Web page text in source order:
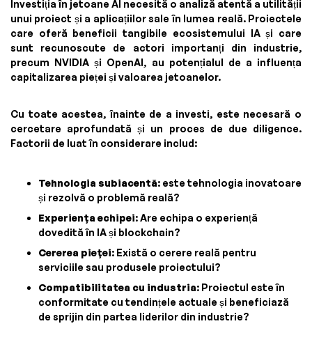
Investiția în jetoane AI necesită o analiză atentă a utilității
unui proiect și a aplicațiilor sale în lumea reală. Proiectele
care oferă beneficii tangibile ecosistemului IA și care
sunt recunoscute de actori importanți din industrie,
precum NVIDIA și OpenAI, au potențialul de a influența
capitalizarea pieței și valoarea jetoanelor.
Cu toate acestea, înainte de a investi, este necesară o
cercetare aprofundată și un proces de due diligence.
Factorii de luat în considerare includ:
Tehnologia subiacentă: este tehnologia inovatoare
și rezolvă o problemă reală?
Experiența echipei: Are echipa o experiență
dovedită în IA și blockchain?
Cererea pieței: Există o cerere reală pentru
serviciile sau produsele proiectului?
Compatibilitatea cu industria: Proiectul este în
conformitate cu tendințele actuale și beneficiază
de sprijin din partea liderilor din industrie?